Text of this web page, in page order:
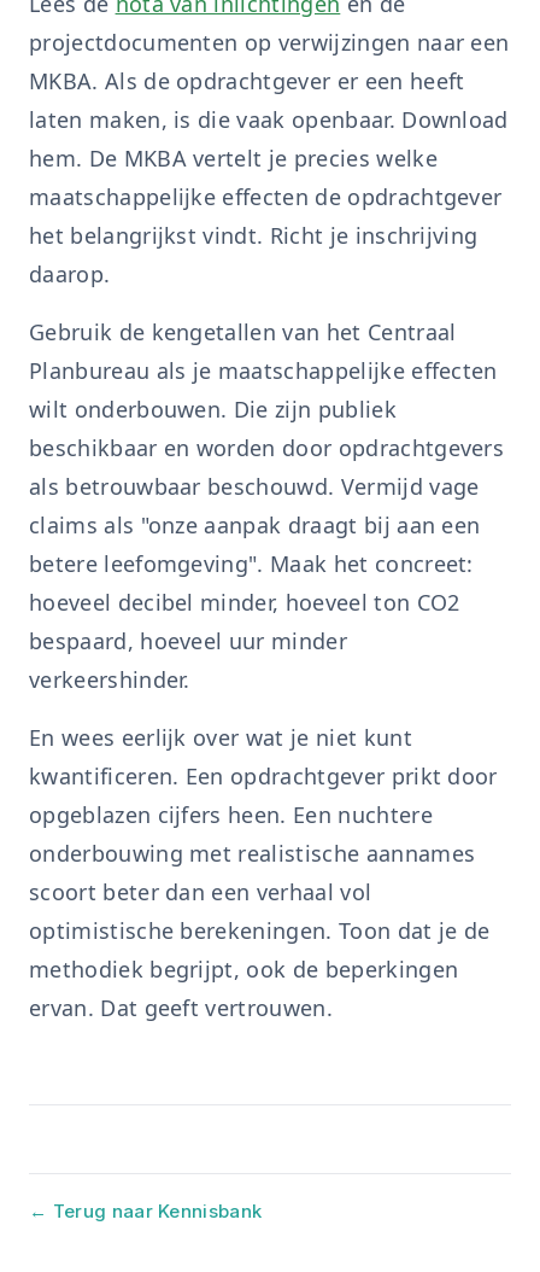
projectdocumenten op verwijzingen naar een
MKBA. Als de opdrachtgever er een heeft
laten maken, is die vaak openbaar. Download
hem. De MKBA vertelt je precies welke
maatschappelijke effecten de opdrachtgever
het belangrijkst vindt. Richt je inschrijving
daarop.
Gebruik de kengetallen van het Centraal
Planbureau als je maatschappelijke effecten
wilt onderbouwen. Die zijn publiek
beschikbaar en worden door opdrachtgevers
als betrouwbaar beschouwd. Vermijd vage
claims als "onze aanpak draagt bij aan een
betere leefomgeving". Maak het concreet:
hoeveel decibel minder, hoeveel ton CO2
bespaard, hoeveel uur minder
verkeershinder.
En wees eerlijk over wat je niet kunt
kwantificeren. Een opdrachtgever prikt door
opgeblazen cijfers heen. Een nuchtere
onderbouwing met realistische aannames
scoort beter dan een verhaal vol
optimistische berekeningen. Toon dat je de
methodiek begrijpt, ook de beperkingen
ervan. Dat geeft vertrouwen.
← Terug naar Kennisbank